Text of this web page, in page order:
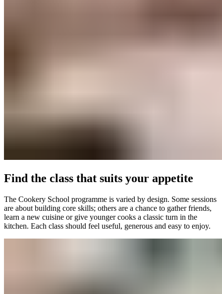
Find the class that suits your appetite​​​​‌ ‍ ​‍​‍‌‍ ‌ ​‍‌‍‍‌‌‍‌ ‌‍‍‌‌‍ ‍​‍​‍​ ‍‍​‍​‍‌ ​ ‌‍​‌‌‍ ‍‌‍‍‌‌ ‌​‌ ‍‌​‍ ‍‌‍‍‌‌‍ ​‍​‍​‍ ​​‍​‍‌‍‍​‌ ​‍‌‍‌‌‌‍‌‍​‍​‍​ ‍‍​‍​‍‌‍‍​‌ ‌​‌ ‌​‌ ​​‌ ​ ​ ‍‍​‍ ​‍ ‌‍ ​​‍ ‌‌‍​‌‌‍ ‍‌‍‌​​‍ ‌‌ ​‍​‍ ‌‌‍‍​‌‍ ‌ ‌​‌‍‌‌‌‍ ​‌ ​ ​‍ ‌‌ ​ ‌ ‌​‌ ‌‌‌‍‌​‌‍‍‌‌‍ ​‍ ‍‌ ‌‍‌‍‌‌‌ ​‍‌‍​ ‌‍‌‌‌‍ ​​‍ ‍‌‍​‌‌ ​​‌ ​​​‍ ‌‍‍‌‌‍ ‍‌ ‌​‌‍‌‌‌‍ ‍‌ ‌​​‍ ‌‍‌‌‌‍‌​‌‍‍‌‌ ‌​​‍ ‌‍ ‌‌‍ ‌‍‌​‌‍‌‌​ ‌‌ ​​‌ ​‍‌‍‌‌‌ ​ ‌‍‌‌‌‍ ‍‌ ‌​‌‍​‌‌ ‌​‌‍‍‌‌‍ ‌‍ ‍​ ‍ ‌‍‍‌‌‍‌​​ ‌‌‍‍​‌‍ ‌ ‌​‌‍‌‌‌‍ ​‌​​ ‌‍ ​‌‍​‌‌ ​ ‌ ​ ‌​‍‌‌‍ ‍‌‍‌​‌‍‌‌‌ ‍​​‍ ‌​ ‍‌​ ​ ​ ‌‌​ ‌‌​ ​‍‌‍​‌​ ‌‍‌‍​ ​‍ ‌​ ​​​ ​‌‌‍‌​​ ‍‌​‍ ‌​ ‌​​ ‌‍​ ‌‌‌‍‌​​‍ ‌‌‍​‍​ ‌ ​ ​ ​ ‌‍​‍ ‌​ ‌‍​ ‍​​ ‌​‌‍​‍‌‍​ ​ ‌‌​ ​‍‌‍​‍​ ‌‍​ ​​​ ‌‌​ ‌‌​ ‍ ‌ ‌​‌ ‍‌‌ ​​‌‍‌‌​ ‌‌‍‍​‌‍ ‌ ‌​‌‍‌‌‌‍ ​‌​​ ‌‍ ​‌‍​‌‌ ​ ‌ ​ ‌​‍‌‌‍ ‍‌‍‌​‌‍‌‌‌ ‍​​ ‍ ‌ ​​‌‍​‌‌ ‌​‌‍‍​​ ‌‌ ​​‌‍​‌‌‍‌ ‌‍‌‌‌​​‍‌ ‌‌‌‍‍‌‌‍ ​‌‍‌​‌‍‌‌‌ ​‍​‍‌‌​ ‌‌‌​​‍‌‌ ‌‍‍ ‌‍‌‌‌ ‍‌​‍‌‌​ ​ ‌​‌​​‍‌‌​ ​ ‌​‌​​‍‌‌​ ​‍​ ​‍‌‍​‍​ ‌ ​ ​​​ ​​‌‍​‌​ ‌‍​ ‌ ​ ​​‌‍​ ‌‍‌‌‌‍​‌​ ‌​​‍‌‌​ ​‍​ ​‍​‍‌‌​ ‌‌‌​‌​​‍ ‍‌‍‍​‌‍‌‌‌‍​‌‌‍‌​‌‍‍‌‌‍ ‍‌‍‌ ​ ‌‍​‍‌‍​‌‌ ​ ‌‍‌‌‌‌‌‌‌ ​‍‌‍ ​​ ‌‌‍‍​‌ ‌​‌ ‌​‌ ​​‌ ​ ​‍‌‌​ ​ ‌​​‌​‍‌‌​ ​‍‌​‌‍​‍‌‌​ ​‍‌​‌‍‌‍ ​​‍ ‌‌‍​‌‌‍ ‍‌‍‌​​‍ ‌‌ ​‍​‍ ‌‌‍‍​‌‍ ‌ ‌​‌‍‌‌‌‍ ​‌ ​ ​‍ ‌‌ ​ ‌ ‌​‌ ‌‌‌‍‌​‌‍‍‌‌‍ ​‍ ‍‌ ‌‍‌‍‌‌‌ ​‍‌‍​ ‌‍‌‌‌‍ ​​‍ ‍‌‍​‌‌ ​​‌ ​​​‍‌‍‌‍‍‌‌‍‌​​ ‌‌‍‍​‌‍ ‌ ‌​‌‍‌‌‌‍ ​‌​​ ‌‍ ​‌‍​‌‌ ​ ‌ ​ ‌​‍‌‌‍ ‍‌‍‌​‌‍‌‌‌ ‍​​‍ ‌​ ‍‌​ ​ ​ ‌‌​ ‌‌​ ​‍‌‍​‌​ ‌‍‌‍​ ​‍ ‌​ ​​​ ​‌‌‍‌​​ ‍‌​‍ ‌​ ‌​​ ‌‍​ ‌‌‌‍‌​​‍ ‌‌‍​‍​ ‌ ​ ​ ​ ‌‍​‍ ‌​ ‌‍​ ‍​​ ‌​‌‍​‍‌‍​ ​ ‌‌​ ​‍‌‍​‍​ ‌‍​ ​​​ ‌‌​ ‌‌​‍‌‍‌ ‌​‌ ‍‌‌ ​​‌‍‌‌​ ‌‌‍‍​‌‍ ‌ ‌​‌‍‌‌‌‍ ​‌​​ ‌‍ ​‌‍​‌‌ ​ ‌ ​ ‌​‍‌‌‍ ‍‌‍‌​‌‍‌‌‌ ‍​​‍‌‍‌ ​​‌‍​‌‌ ‌​‌‍‍​​ ‌‌ ​​‌‍​‌‌‍‌ ‌‍‌‌‌​​‍‌ ‌‌‌‍‍‌‌‍ ​‌‍‌​‌‍‌‌‌ ​‍​‍‌‌​ ‌‌‌​​‍‌‌ ‌‍‍ ‌‍‌‌‌ ‍‌​‍‌‌​ ​ ‌​‌​​‍‌‌​ ​ ‌​‌​​‍‌‌​ ​‍​ ​‍‌‍​‍​ ‌ ​ ​​​ ​​‌‍​‌​ ‌‍​ ‌ ​ ​​‌‍​ ‌‍‌‌‌‍​‌​ ‌​​‍‌‌​ ​‍​ ​‍​‍‌‌​ ‌‌‌​‌​​‍ ‍‌‍‍​‌‍‌‌‌‍​‌‌‍‌​‌‍‍‌‌‍ ‍‌‍‌ ​‍‌‍‌ ​​‌‍‌‌‌ ​‍‌ ​ ‌ ​​‌‍‌‌‌‍​ ‌ ‌​‌‍‍‌‌ ‌‍‌‍‌‌​ ‌‌ ​​‌ ‌‌‌‍​‍‌‍ ​‌‍‍‌‌ ​ ‌‍‍​‌‍‌‌‌‍‌​​‍​‍‌ ‌
The Cookery School programme is varied by design. Some sessions
are about building core skills; others are a chance to gather friends,
learn a new cuisine or give younger cooks a classic turn in the
kitchen. Each class should feel useful, generous and easy to enjoy.​​​​‌ ‍ ​‍​‍‌‍ ‌ ​‍‌‍‍‌‌‍‌ ‌‍‍‌‌‍ ‍​‍​‍​ ‍‍​‍​‍‌ ​ ‌‍​‌‌‍ ‍‌‍‍‌‌ ‌​‌ ‍‌​‍ ‍‌‍‍‌‌‍ ​‍​‍​‍ ​​‍​‍‌‍‍​‌ ​‍‌‍‌‌‌‍‌‍​‍​‍​ ‍‍​‍​‍‌‍‍​‌ ‌​‌ ‌​‌ ​​‌ ​ ​ ‍‍​‍ ​‍ ‌‍ ​​‍ ‌‌‍​‌‌‍ ‍‌‍‌​​‍ ‌‌ ​‍​‍ ‌‌‍‍​‌‍ ‌ ‌​‌‍‌‌‌‍ ​‌ ​ ​‍ ‌‌ ​ ‌ ‌​‌ ‌‌‌‍‌​‌‍‍‌‌‍ ​‍ ‍‌ ‌‍‌‍‌‌‌ ​‍‌‍​ ‌‍‌‌‌‍ ​​‍ ‍‌‍​‌‌ ​​‌ ​​​‍ ‌‍‍‌‌‍ ‍‌ ‌​‌‍‌‌‌‍ ‍‌ ‌​​‍ ‌‍‌‌‌‍‌​‌‍‍‌‌ ‌​​‍ ‌‍ ‌‌‍ ‌‍‌​‌‍‌‌​ ‌‌ ​​‌ ​‍‌‍‌‌‌ ​ ‌‍‌‌‌‍ ‍‌ ‌​‌‍​‌‌ ‌​‌‍‍‌‌‍ ‌‍ ‍​ ‍ ‌‍‍‌‌‍‌​​ ‌‌‍‍​‌‍ ‌ ‌​‌‍‌‌‌‍ ​‌​​ ‌‍ ​‌‍​‌‌ ​ ‌ ​ ‌​‍‌‌‍ ‍‌‍‌​‌‍‌‌‌ ‍​​‍ ‌​ ‍‌​ ​ ​ ‌‌​ ‌‌​ ​‍‌‍​‌​ ‌‍‌‍​ ​‍ ‌​ ​​​ ​‌‌‍‌​​ ‍‌​‍ ‌​ ‌​​ ‌‍​ ‌‌‌‍‌​​‍ ‌‌‍​‍​ ‌ ​ ​ ​ ‌‍​‍ ‌​ ‌‍​ ‍​​ ‌​‌‍​‍‌‍​ ​ ‌‌​ ​‍‌‍​‍​ ‌‍​ ​​​ ‌‌​ ‌‌​ ‍ ‌ ‌​‌ ‍‌‌ ​​‌‍‌‌​ ‌‌‍‍​‌‍ ‌ ‌​‌‍‌‌‌‍ ​‌​​ ‌‍ ​‌‍​‌‌ ​ ‌ ​ ‌​‍‌‌‍ ‍‌‍‌​‌‍‌‌‌ ‍​​ ‍ ‌ ​​‌‍​‌‌ ‌​‌‍‍​​ ‌‌ ​​‌‍​‌‌‍‌ ‌‍‌‌‌​​‍‌ ‌‌‌‍‍‌‌‍ ​‌‍‌​‌‍‌‌‌ ​‍​‍‌‌​ ‌‌‌​​‍‌‌ ‌‍‍ ‌‍‌‌‌ ‍‌​‍‌‌​ ​ ‌​‌​​‍‌‌​ ​ ‌​‌​​‍‌‌​ ​‍​ ​‍‌‍​‍​ ‌ ​ ​​​ ​​‌‍​‌​ ‌‍​ ‌ ​ ​​‌‍​ ‌‍‌‌‌‍​‌​ ‌​​‍‌‌​ ​‍​ ​‍​‍‌‌​ ‌‌‌​‌​​‍ ‍‌‍​‍‌‍ ‌‍‌​‌ ‍‌​ ‌‍​‍‌‍​‌‌ ​ ‌‍‌‌‌‌‌‌‌ ​‍‌‍ ​​ ‌‌‍‍​‌ ‌​‌ ‌​‌ ​​‌ ​ ​‍‌‌​ ​ ‌​​‌​‍‌‌​ ​‍‌​‌‍​‍‌‌​ ​‍‌​‌‍‌‍ ​​‍ ‌‌‍​‌‌‍ ‍‌‍‌​​‍ ‌‌ ​‍​‍ ‌‌‍‍​‌‍ ‌ ‌​‌‍‌‌‌‍ ​‌ ​ ​‍ ‌‌ ​ ‌ ‌​‌ ‌‌‌‍‌​‌‍‍‌‌‍ ​‍ ‍‌ ‌‍‌‍‌‌‌ ​‍‌‍​ ‌‍‌‌‌‍ ​​‍ ‍‌‍​‌‌ ​​‌ ​​​‍‌‍‌‍‍‌‌‍‌​​ ‌‌‍‍​‌‍ ‌ ‌​‌‍‌‌‌‍ ​‌​​ ‌‍ ​‌‍​‌‌ ​ ‌ ​ ‌​‍‌‌‍ ‍‌‍‌​‌‍‌‌‌ ‍​​‍ ‌​ ‍‌​ ​ ​ ‌‌​ ‌‌​ ​‍‌‍​‌​ ‌‍‌‍​ ​‍ ‌​ ​​​ ​‌‌‍‌​​ ‍‌​‍ ‌​ ‌​​ ‌‍​ ‌‌‌‍‌​​‍ ‌‌‍​‍​ ‌ ​ ​ ​ ‌‍​‍ ‌​ ‌‍​ ‍​​ ‌​‌‍​‍‌‍​ ​ ‌‌​ ​‍‌‍​‍​ ‌‍​ ​​​ ‌‌​ ‌‌​‍‌‍‌ ‌​‌ ‍‌‌ ​​‌‍‌‌​ ‌‌‍‍​‌‍ ‌ ‌​‌‍‌‌‌‍ ​‌​​ ‌‍ ​‌‍​‌‌ ​ ‌ ​ ‌​‍‌‌‍ ‍‌‍‌​‌‍‌‌‌ ‍​​‍‌‍‌ ​​‌‍​‌‌ ‌​‌‍‍​​ ‌‌ ​​‌‍​‌‌‍‌ ‌‍‌‌‌​​‍‌ ‌‌‌‍‍‌‌‍ ​‌‍‌​‌‍‌‌‌ ​‍​‍‌‌​ ‌‌‌​​‍‌‌ ‌‍‍ ‌‍‌‌‌ ‍‌​‍‌‌​ ​ ‌​‌​​‍‌‌​ ​ ‌​‌​​‍‌‌​ ​‍​ ​‍‌‍​‍​ ‌ ​ ​​​ ​​‌‍​‌​ ‌‍​ ‌ ​ ​​‌‍​ ‌‍‌‌‌‍​‌​ ‌​​‍‌‌​ ​‍​ ​‍​‍‌‌​ ‌‌‌​‌​​‍ ‍‌‍​‍‌‍ ‌‍‌​‌ ‍‌​‍‌‍‌ ​​‌‍‌‌‌ ​‍‌ ​ ‌ ​​‌‍‌‌‌‍​ ‌ ‌​‌‍‍‌‌ ‌‍‌‍‌‌​ ‌‌ ​​‌ ‌‌‌‍​‍‌‍ ​‌‍‍‌‌ ​ ‌‍‍​‌‍‌‌‌‍‌​​‍​‍‌ ‌